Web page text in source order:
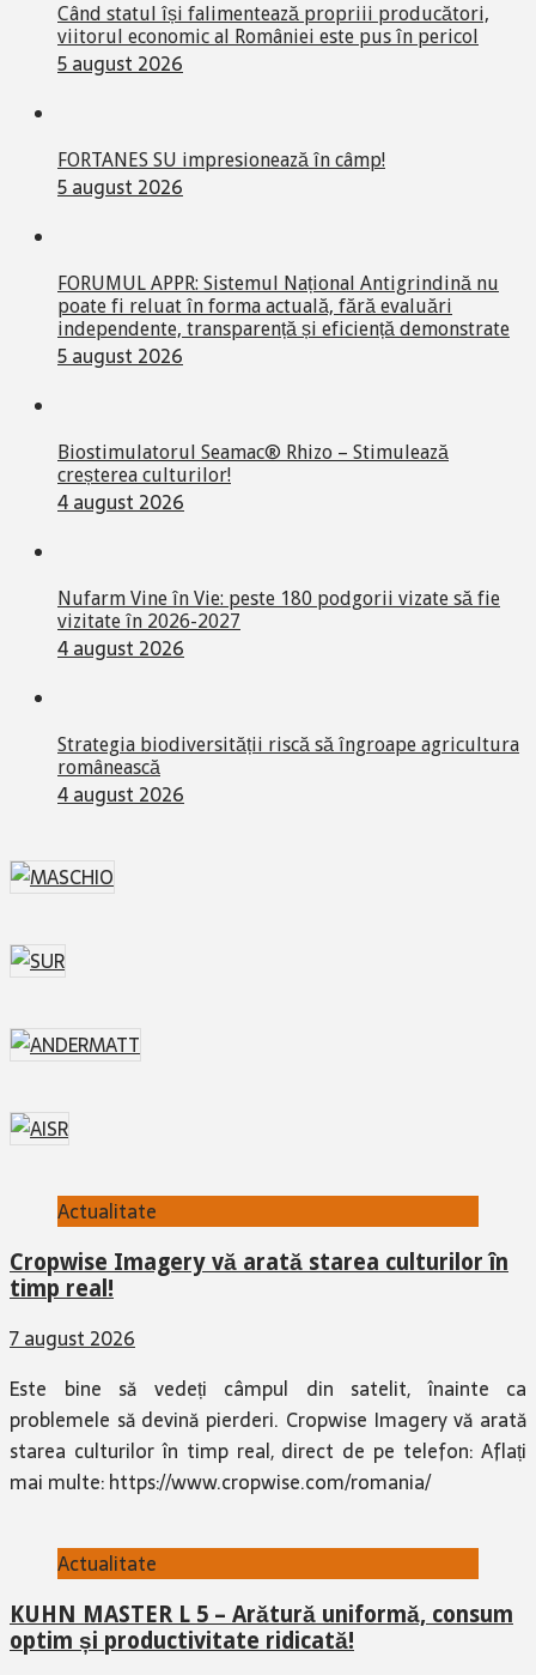
Când statul își falimentează propriii producători,
viitorul economic al României este pus în pericol
5 august 2026
FORTANES SU impresionează în câmp!
5 august 2026
FORUMUL APPR: Sistemul Național Antigrindină nu
poate fi reluat în forma actuală, fără evaluări
independente, transparență și eficiență demonstrate
5 august 2026
Biostimulatorul Seamac® Rhizo – Stimulează
creșterea culturilor!
4 august 2026
Nufarm Vine în Vie: peste 180 podgorii vizate să fie
vizitate în 2026-2027
4 august 2026
Strategia biodiversității riscă să îngroape agricultura
românească
4 august 2026
Actualitate
Cropwise Imagery vă arată starea culturilor în
timp real!
7 august 2026
Este bine să vedeți câmpul din satelit, înainte ca
problemele să devină pierderi. Cropwise Imagery vă arată
starea culturilor în timp real, direct de pe telefon: Aflați
mai multe: https://www.cropwise.com/romania/
Actualitate
KUHN MASTER L 5 – Arătură uniformă, consum
optim și productivitate ridicată!